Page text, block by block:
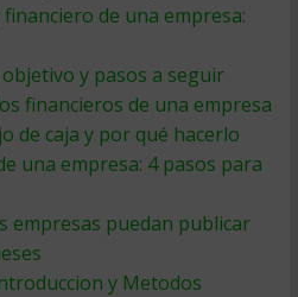
de una empresa:
y pasos a seguir
financieros de una empresa
de caja y por qué hacerlo
una empresa: 4 pasos para
empresas puedan publicar
y Metodos